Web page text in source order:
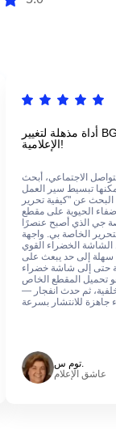
أداة مذهلة لتغيير BG للفيديو للمشاريع
الإعلامية!
الاجتماعي، أبحث
تبسيط سير العمل
البحث عن "كيفية تحرير
الحيوية على مقطع
جي الذي أصبح عنصرًا
الخاصة بي. واجهة
الخضراء القوي
سهلة إلى حد يبعث على
حتى إلى شاشة خضراء
تحميل المقطع الخاص
ثم حدث انفجار —
عاشق الإعلام